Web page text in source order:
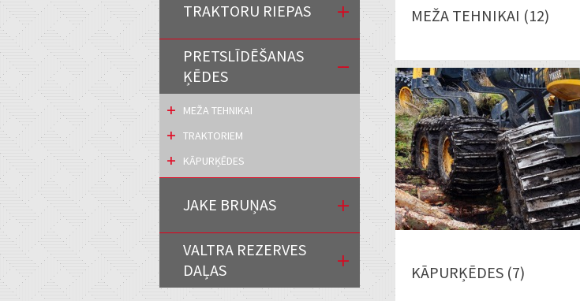
MEŽA TEHNIKAI (12)
KĀPURĶĒDES (7)
TRAKTORU RIEPAS
PRETSLĪDĒŠANAS
ĶĒDES
MEŽA TEHNIKAI
TRAKTORIEM
KĀPURĶĒDES
JAKE BRUŅAS
VALTRA REZERVES
DAĻAS